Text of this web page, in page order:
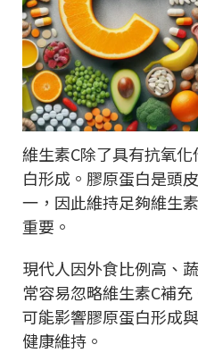
維生素C除了具有抗氧
白形成。膠原蛋白是頭
一，因此維持足夠維生
重要。
現代人因外食比例高、
常容易忽略維生素C補充
可能影響膠原蛋白形成
健康維持。